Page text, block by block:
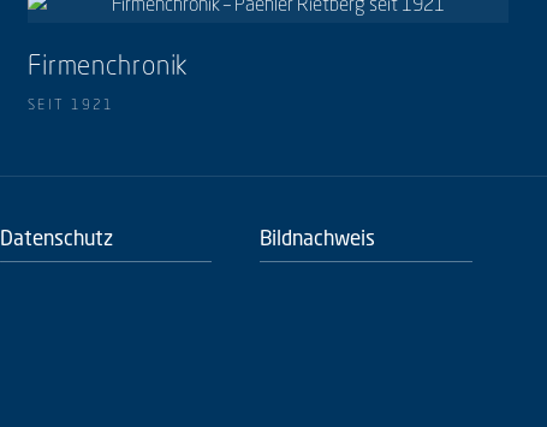
Firmenchronik
SEIT 1921
Datenschutz Bildnachweis